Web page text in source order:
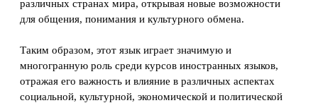
различных странах мира, открывая новые возможности
для общения, понимания и культурного обмена.
Таким образом, этот язык играет значимую и
многогранную роль среди курсов иностранных языков,
отражая его важность и влияние в различных аспектах
социальной, культурной, экономической и политической